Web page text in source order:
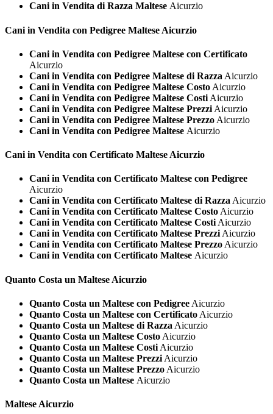
Cani in Vendita di Razza Maltese Aicurzio
Cani in Vendita con Pedigree Maltese Aicurzio
Cani in Vendita con Pedigree Maltese con Certificato
Aicurzio
Cani in Vendita con Pedigree Maltese di Razza Aicurzio
Cani in Vendita con Pedigree Maltese Costo Aicurzio
Cani in Vendita con Pedigree Maltese Costi Aicurzio
Cani in Vendita con Pedigree Maltese Prezzi Aicurzio
Cani in Vendita con Pedigree Maltese Prezzo Aicurzio
Cani in Vendita con Pedigree Maltese Aicurzio
Cani in Vendita con Certificato Maltese Aicurzio
Cani in Vendita con Certificato Maltese con Pedigree
Aicurzio
Cani in Vendita con Certificato Maltese di RazzaAicurzio
Cani in Vendita con Certificato Maltese CostoAicurzio
Cani in Vendita con Certificato Maltese CostiAicurzio
Cani in Vendita con Certificato Maltese PrezziAicurzio
Cani in Vendita con Certificato Maltese PrezzoAicurzio
Cani in Vendita con Certificato Maltese Aicurzio
Quanto Costa un Maltese Aicurzio
Quanto Costa un Maltese con Pedigree Aicurzio
Quanto Costa un Maltese con Certificato Aicurzio
Quanto Costa un Maltese di Razza Aicurzio
Quanto Costa un Maltese Costo Aicurzio
Quanto Costa un Maltese Costi Aicurzio
Quanto Costa un Maltese Prezzi Aicurzio
Quanto Costa un Maltese Prezzo Aicurzio
Quanto Costa un Maltese Aicurzio
Maltese Aicurzio